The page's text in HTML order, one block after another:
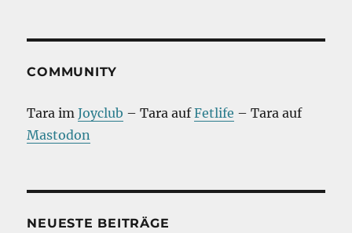
COMMUNITY
Tara imJoyclub – Tara aufFetlife – Tara auf
Mastodon
NEUESTE BEITRÄGE